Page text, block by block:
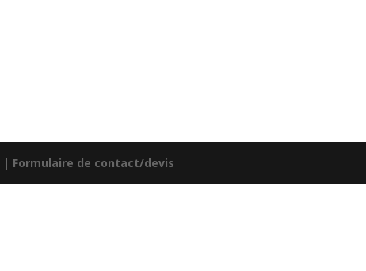
| Formulaire de contact/devis